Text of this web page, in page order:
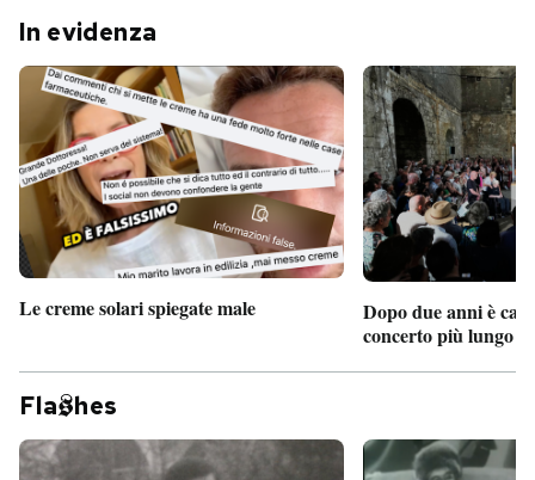
In evidenza
Le creme solari spiegate male
Dopo due anni è
concerto più lungo
Fla hes